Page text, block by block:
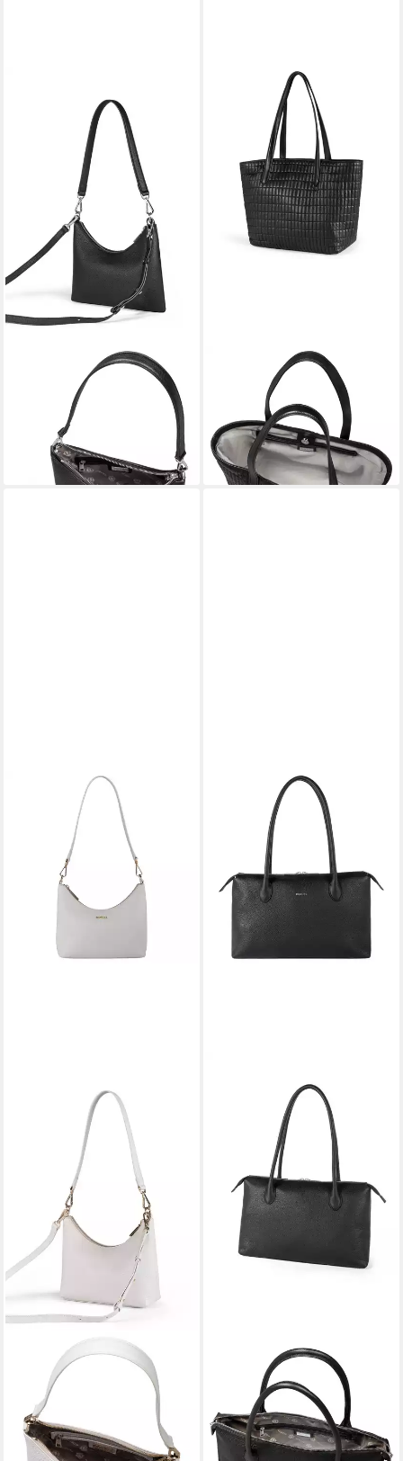
Schultertasche DIANA ELK
SHOULDERBAG EXTRA
229,00 €
lieferbar - in 5-6 Werktagen bei dir
Schultertasche CAROL
SHOPPER QUILTED LARGE
399,00 €
lieferbar - in 5-6 Werktagen bei dir
Schultertasche DIANA
GRAINED
SCHULTERTASCHE XS
229,00 €
lieferbar - in 5-6 Werktagen bei dir
Schultertasche DALIA ELK
HANDBAG MEDIUM
389,00 €
lieferbar - in 5-6 Werktagen bei dir